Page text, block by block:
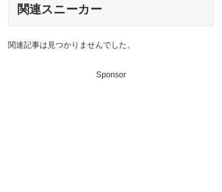
関連スニーカー
関連記事は見つかりませんでした。
Sponsor